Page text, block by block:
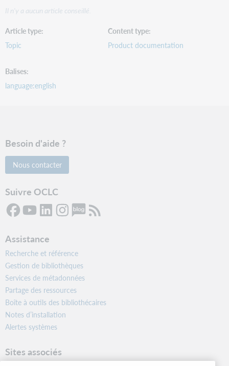
Il n'y a aucun article conseillé.
Article type
Topic
Content type
Product documentation
Balises
language:english
Besoin d'aide ?
Nous contacter
Suivre OCLC
Assistance
Recherche et référence
Gestion de bibliothèques
Services de métadonnées
Partage des ressources
Boîte à outils des bibliothécaires
Notes d’installation
Alertes systèmes
Sites associés